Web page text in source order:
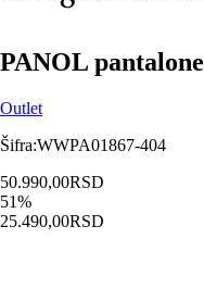
PANOL pantalone
Outlet
Šifra:WWPA01867-404
50.990,00RSD
51%
25.490,00RSD